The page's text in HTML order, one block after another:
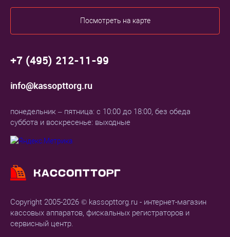
Copyright 2005-2026 © kassopttorg.ru - интернет-магазин
кассовых аппаратов, фискальных регистраторов и
сервисный центр.
Посмотреть на карте
+7 (495) 212-11-99
info@kassopttorg.ru
понедельник – пятница: с 10:00 до 18:00, без обеда
суббота и воскресенье: выходные